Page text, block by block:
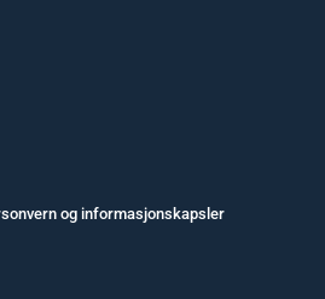
og informasjonskapsler